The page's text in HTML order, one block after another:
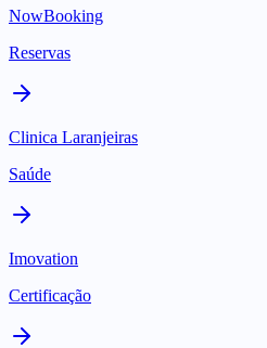
NowBooking
Reservas
Clinica Laranjeiras
Saúde
Imovation
Certificação